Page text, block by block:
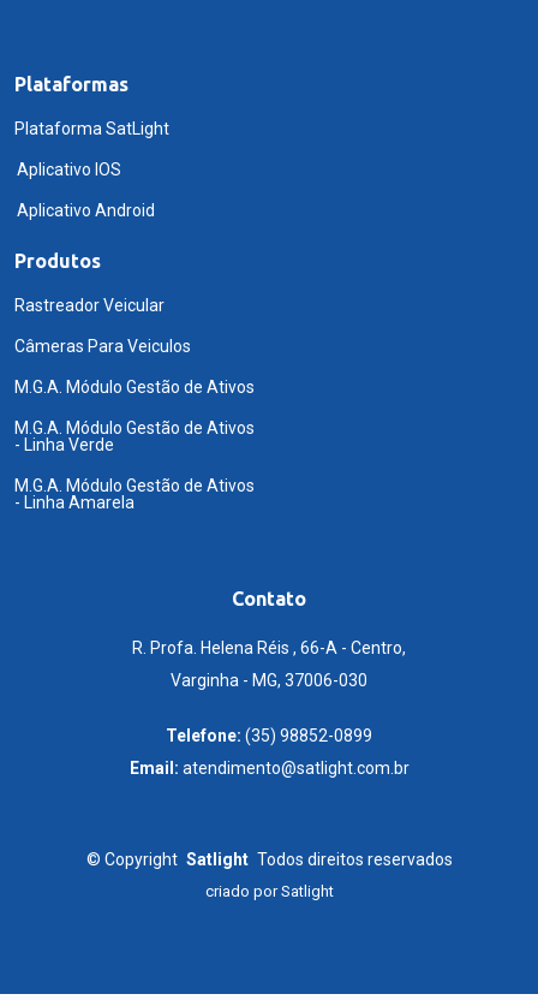
Plataformas
Plataforma SatLight
Aplicativo IOS
Aplicativo Android
Produtos
Rastreador Veicular
Câmeras Para Veiculos
M.G.A. Módulo Gestão de Ativos
M.G.A. Módulo Gestão de Ativos
- Linha Verde
M.G.A. Módulo Gestão de Ativos
- Linha Amarela
Contato
R. Profa. Helena Réis , 66-A - Centro,
Varginha - MG, 37006-030
Telefone: (35) 98852-0899
Email: atendimento@satlight.com.br
© Copyright Satlight Todos direitos reservados
criado porSatlight